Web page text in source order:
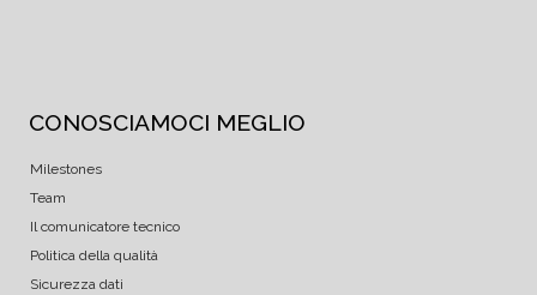
CONOSCIAMOCI MEGLIO
Milestones
Team
Il comunicatore tecnico
Politica della qualità
Sicurezza dati